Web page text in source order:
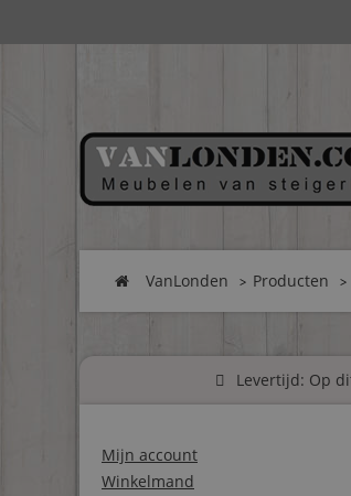
VanLonden Producten
Levertijd: Op
Mijn account
Winkelmand